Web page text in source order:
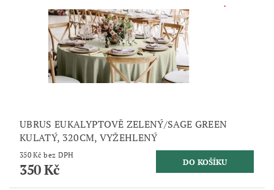
UBRUS EUKALYPTOVĚ ZELENÝ/SAGE GREEN
KULATÝ, 320CM, VYŽEHLENÝ
350 Kč bez DPH
350 Kč